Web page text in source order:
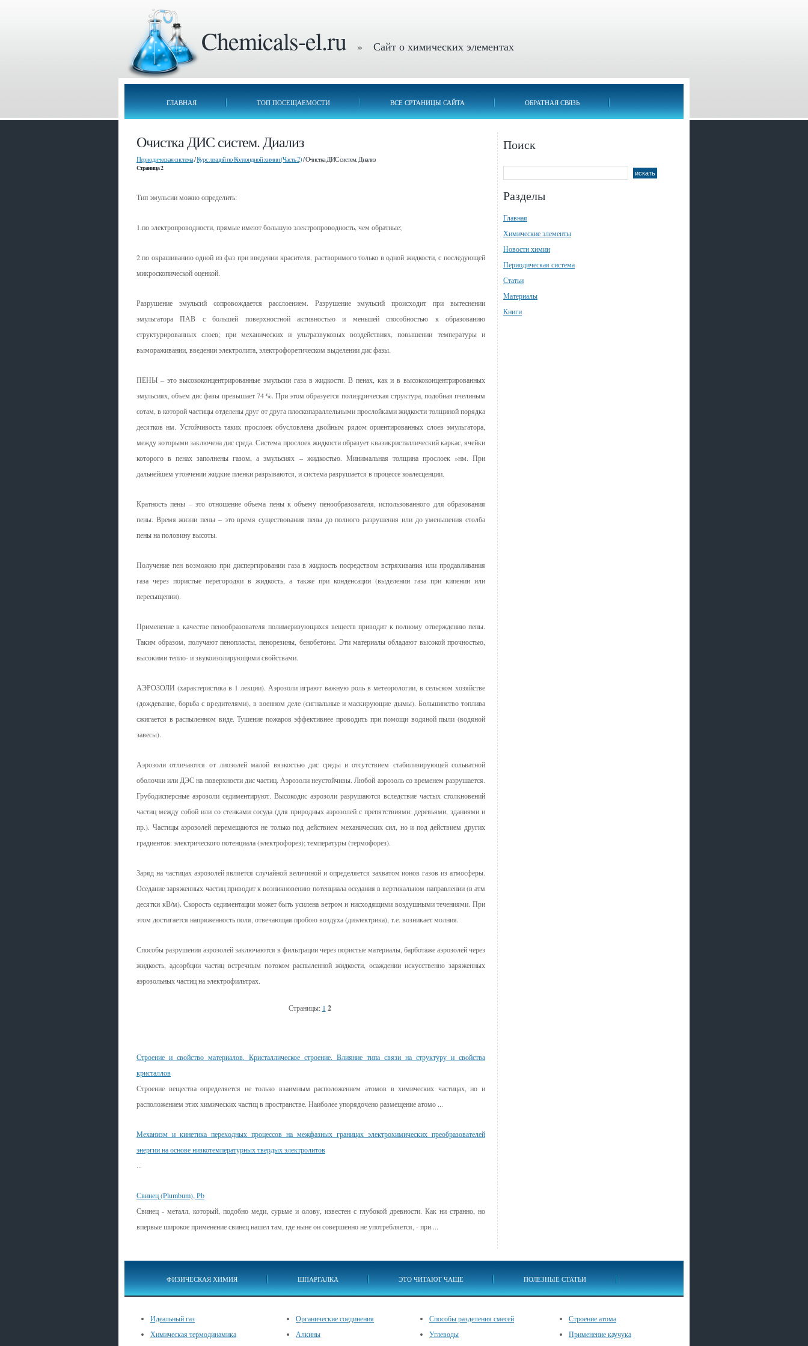
Chemicals-el.ru » Сайт о химических элементах
ГЛАВНАЯ ТОП ПОСЕЩАЕМОСТИ ВСЕ СРТАНИЦЫ САЙТА ОБРАТНАЯ СВЯЗЬ
Очистка ДИС систем. Диализ
Периодическая система/Курс лекций по Коллоидной химии (Часть 2)/ Очистка ДИС систем. Диализ
Страница 2
Тип эмульсии можно определить:
1.по электропроводности, прямые имеют большую электропроводность, чем обратные;
2.по окрашиванию одной из фаз при введении красителя, растворимого только в одной жидкости, с последующей
микроскопической оценкой.
Разрушение эмульсий сопровождается расслоением. Разрушение эмульсий происходит при вытеснении
эмульгатора ПАВ с большей поверхностной активностью и меньшей способностью к образованию
структурированных слоев; при механических и ультразвуковых воздействиях, повышении температуры и
вымораживании, введении электролита, электрофоретическом выделении дис фазы.
ПЕНЫ – это высококонцентрированные эмульсии газа в жидкости. В пенах, как и в высококонцентрированных
эмульсиях, объем дис фазы превышает 74 %. При этом образуется полиэдрическая структура, подобная пчелиным
сотам, в которой частицы отделены друг от друга плоскопараллельными прослойками жидкости толщиной порядка
десятков нм. Устойчивость таких прослоек обусловлена двойным рядом ориентированных слоев эмульгатора,
между которыми заключена дис среда. Система прослоек жидкости образует квазикристаллический каркас, ячейки
которого в пенах заполнены газом, а эмульсиях – жидкостью. Минимальная толщина прослоек »нм. При
дальнейшем утончении жидкие пленки разрываются, и система разрушается в процессе коалесценции.
Кратность пены – это отношение объема пены к объему пенообразователя, использованного для образования
пены. Время жизни пены – это время существования пены до полного разрушения или до уменьшения столба
пены на половину высоты.
Получение пен возможно при диспергировании газа в жидкость посредством встряхивания или продавливания
газа через пористые перегородки в жидкость, а также при конденсации (выделении газа при кипении или
пересыщении).
Применение в качестве пенообразователя полимеризующихся веществ приводит к полному отверждению пены.
Таким образом, получают пенопласты, пенорезины, бенобетоны. Эти материалы обладают высокой прочностью,
высокими тепло- и звукоизолирующими свойствами.
АЭРОЗОЛИ (характеристика в 1 лекции). Аэрозоли играют важную роль в метеорологии, в сельском хозяйстве
(дождевание, борьба с вредителями), в военном деле (сигнальные и маскирующие дымы). Большинство топлива
сжигается в распыленном виде. Тушение пожаров эффективнее проводить при помощи водяной пыли (водяной
завесы).
Аэрозоли отличаются от лиозолей малой вязкостью дис среды и отсутствием стабилизирующей сольватной
оболочки или ДЭС на поверхности дис частиц. Аэрозоли неустойчивы. Любой аэрозоль со временем разрушается.
Грубодисперсные аэрозоли седиментируют. Высокодис аэрозоли разрушаются вследствие частых столкновений
частиц между собой или со стенками сосуда (для природных аэрозолей с препятствиями: деревьями, зданиями и
пр.). Частицы аэрозолей перемещаются не только под действием механических сил, но и под действием других
градиентов: электрического потенциала (электрофорез); температуры (термофорез).
Заряд на частицах аэрозолей является случайной величиной и определяется захватом ионов газов из атмосферы.
Оседание заряженных частиц приводит к возникновению потенциала оседания в вертикальном направлении (в атм
десятки кВ/м). Скорость седиментации может быть усилена ветром и нисходящими воздушными течениями. При
этом достигается напряженность поля, отвечающая пробою воздуха (диэлектрика), т.е. возникает молния.
Способы разрушения аэрозолей заключаются в фильтрации через пористые материалы, барботаже аэрозолей через
жидкость, адсорбции частиц встречным потоком распыленной жидкости, осаждении искусственно заряженных
аэрозольных частиц на электрофильтрах.
Страницы: 1 2
Строение и свойство материалов. Кристаллическое строение. Влияние типа связи на структуру и свойства
кристаллов
Строение вещества определяется не только взаимным расположением атомов в химических частицах, но и
расположением этих химических частиц в пространстве. Наиболее упорядочено размещение атомо ...
Механизм и кинетика переходных процессов на межфазных границах электрохимических преобразователей
энергии на основе низкотемпературных твердых электролитов
...
Свинец (Plumbum), Pb
Свинец - металл, который, подобно меди, сурьме и олову, известен с глубокой древности. Как ни странно, но
впервые широкое применение свинец нашел там, где ныне он совершенно не употребляется, - при ...
Поиск
Разделы
Главная
Химические элементы
Новости химии
Периодическая система
Статьи
Материалы
Книги
ФИЗИЧЕСКАЯ ХИМИЯ ШПАРГАЛКА ЭТО ЧИТАЮТ ЧАЩЕ ПОЛЕЗНЫЕ СТАТЬИ
Идеальный газ
Химическая термодинамика
Органические соединения
Алкины
Способы разделения смесей
Углеводы
Строение атома
Применение каучука